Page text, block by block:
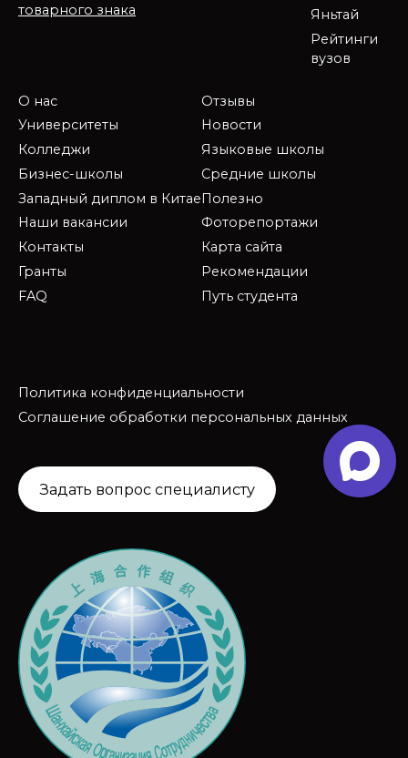
товарного знака
Яньтай
Рейтинги
вузов
О нас
Университеты
Колледжи
Бизнес-школы
Западный диплом в Китае
Наши вакансии
Контакты
Гранты
FAQ
Отзывы
Новости
Языковые школы
Средние школы
Полезно
Фоторепортажи
Карта сайта
Рекомендации
Путь студента
Политика конфиденциальности
Соглашение обработки персональных данных
Задать вопрос специалисту